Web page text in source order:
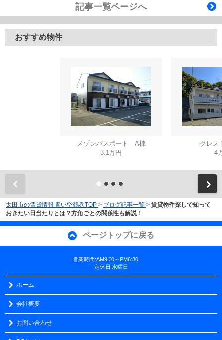
記事一覧ページへ
おすすめ物件
メゾンパスポート A棟
3.1万円
クレス
4
太田市の賃貸情報 青い空鶴巻TOP > ブログ記事一覧 > 賃貸物件探しで知って
おきたい日当たりとは？方角ごとの関係性も解説！
ページトップに戻る
営業時間:AM9:30～PM6:30
定休日:水曜日
ホーム
会社概要
お問い合わせ